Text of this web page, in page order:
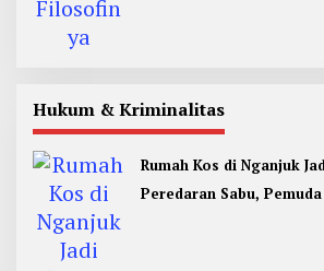
Hukum & Kriminalitas
Rumah Kos di Nganjuk
Peredaran Sabu,